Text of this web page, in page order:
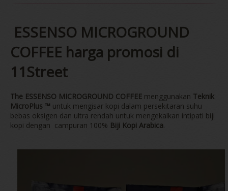
ESSENSO MICROGROUND
COFFEE harga promosi di
11Street
The ESSENSO MICROGROUND COFFEE menggunakan Teknik
MicroPlus ™ untuk mengisar kopi dalam persekitaran suhu
bebas oksigen dan ultra rendah untuk mengekalkan intipati biji
kopi dengan campuran 100% Biji Kopi Arabica.